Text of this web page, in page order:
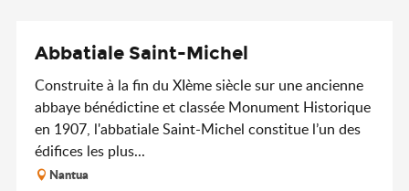
Abbatiale Saint-Michel
Construite à la fin du XIème siècle sur une ancienne
abbaye bénédictine et classée Monument Historique
en 1907, l'abbatiale Saint-Michel constitue l’un des
édifices les plus...
Nantua